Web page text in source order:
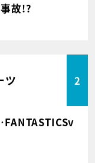
故!?
ツ 2